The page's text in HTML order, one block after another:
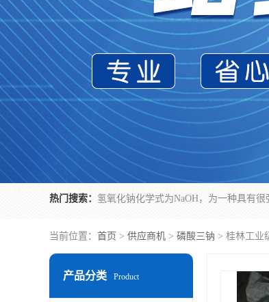
热门搜索：
当前位置： 首页 > 供应商机 > 磷酸三钠 > 桂林工业
产品分类 Product